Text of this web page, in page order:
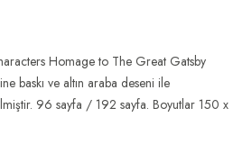
Homage to The Great Gatsby
baskı ve altın araba deseni ile
96 sayfa / 192 sayfa. Boyutlar 150 x